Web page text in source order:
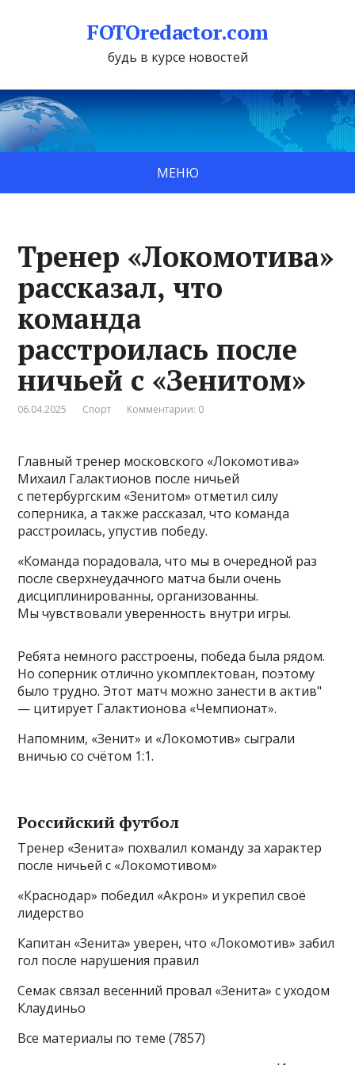
FOTOredactor.com
будь в курсе новостей
МЕНЮ
Тренер «Локомотива»
рассказал, что
команда
расстроилась после
ничьей с «Зенитом»
06.04.2025 Спорт Комментарии: 0
Главный тренер московского «Локомотива»
Михаил Галактионов после ничьей
с петербургским «Зенитом» отметил силу
соперника, а также рассказал, что команда
расстроилась, упустив победу.
«Команда порадовала, что мы в очередной раз
после сверхнеудачного матча были очень
дисциплинированны, организованны.
Мы чувствовали уверенность внутри игры.
Ребята немного расстроены, победа была рядом.
Но соперник отлично укомплектован, поэтому
было трудно. Этот матч можно занести в актив"
— цитирует Галактионова «Чемпионат».
Напомним, «Зенит» и «Локомотив» сыграли
вничью со счётом 1:1.
Российский футбол
Тренер «Зенита» похвалил команду за характер
после ничьей с «Локомотивом»
«Краснодар» победил «Акрон» и укрепил своё
лидерство
Капитан «Зенита» уверен, что «Локомотив» забил
гол после нарушения правил
Семак связал весенний провал «Зенита» с уходом
Клаудиньо
Все материалы по теме (7857)